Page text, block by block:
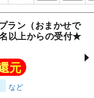
ラン（おまかせで
以上からの受付★
元